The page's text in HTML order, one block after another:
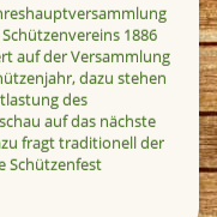
1886
auf der Versammlung
dazu stehen
des
auf das nächste
fragt traditionell der
Schützenfest